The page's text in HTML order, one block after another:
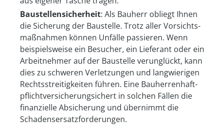
Baustellensicherheit: Als Bauherr obliegt Ihnen
die Sicherung der Baustelle. Trotz aller Vorsichts­
maß­nahmen können Unfälle passieren. Wenn
beispiels­weise ein Besucher, ein Lieferant oder ein
Arbeitnehmer auf der Baustelle verunglückt, kann
dies zu schweren Verletzungen und langwierigen
Rechts­streitig­keiten führen. Eine Bau­herren­haft­
pflicht­versicherungsichert in solchen Fällen die
finanzielle Absicherung und übernimmt die
Schadens­ersatzforderungen.